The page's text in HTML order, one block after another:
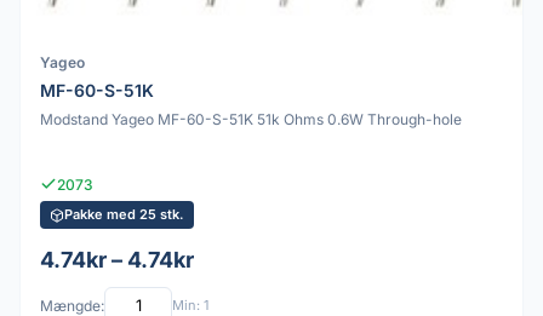
Yageo
MF-60-S-51K
Modstand Yageo MF-60-S-51K 51k Ohms 0.6W Through-hole
2073
Pakke med 25 stk.
4.74kr – 4.74kr
Mængde: Min: 1